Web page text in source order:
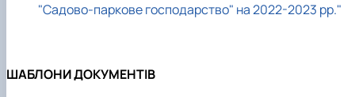
"Садово-паркове господарство" на 2022-2023 рр."
ШАБЛОНИ ДОКУМЕНТІВ